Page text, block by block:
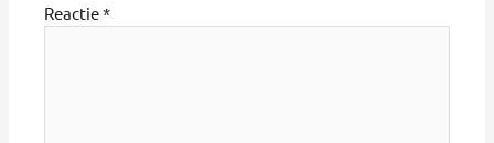
Reactie*